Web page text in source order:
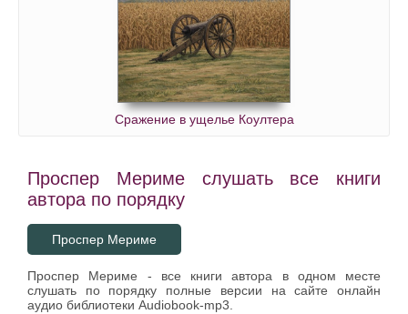
Сражение в ущелье Коултера
Проспер Мериме слушать все книги
автора по порядку
Проспер Мериме
Проспер Мериме - все книги автора в одном месте
слушать по порядку полные версии на сайте онлайн
аудио библиотеки Audiobook-mp3.